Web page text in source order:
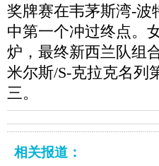
奖牌赛在韦茅斯湾-波
中第一个冲过终点。
炉，最终新西兰队组
米尔斯/S-克拉克名列
三。
相关报道：